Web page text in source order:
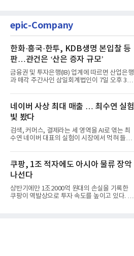
epic-Company
한화·흥국·한투, KDB생명 본입찰 등
판…관건은 ‘산은 증자 규모’
금융권 및 투자은행(IB) 업계에 따르면 산업은행
과 매각 주간사인 삼일회계법인이 7일 오후 3시
네이버 사상 최대 매출 … 최수연 실험
빛 봤다
검색, 커머스, 결제라는 세 영역을 AI로 엮는 최
수연 네이버 대표의 실험이 시장에서 먹혀 들어
쿠팡, 1조 적자에도 아시아 물류 장악
나선다
상반기에만 1조2000억 원대의 손실을 기록한
쿠팡이 역발상으로 투자 속도를 높이고 있다. 이